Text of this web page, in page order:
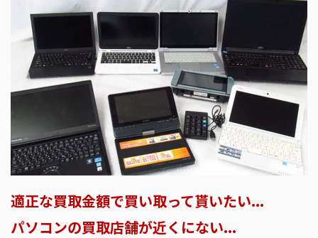
適正な買取金額で買い取って貰いたい...
パソコンの買取店舗が近くにない...